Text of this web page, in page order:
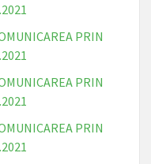
PRIN
PRIN
PRIN